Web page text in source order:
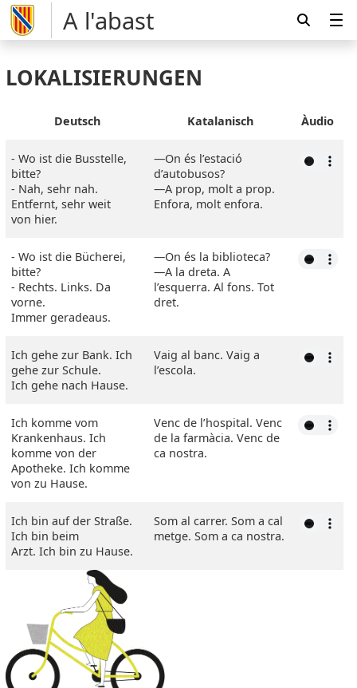
A l'abast
LOKALISIERUNGEN
Deutsch Katalanisch Àudio
- Wo ist die Busstelle,
bitte?
- Nah, sehr nah.
Entfernt, sehr weit
von hier.
―On és l’estació
d’autobusos?
―A prop, molt a prop.
Enfora, molt enfora.
- Wo ist die Bücherei,
bitte?
- Rechts. Links. Da
vorne.
Immer geradeaus.
―On és la biblioteca?
―A la dreta. A
l’esquerra. Al fons. Tot
dret.
Ich gehe zur Bank. Ich
gehe zur Schule.
Ich gehe nach Hause.
Vaig al banc. Vaig a
l’escola.
Ich komme vom
Krankenhaus. Ich
komme von der
Apotheke. Ich komme
von zu Hause.
Venc de l’hospital. Venc
de la farmàcia. Venc de
ca nostra.
Ich bin auf der Straße.
Ich bin beim
Arzt. Ich bin zu Hause.
Som al carrer. Som a cal
metge. Som a ca nostra.